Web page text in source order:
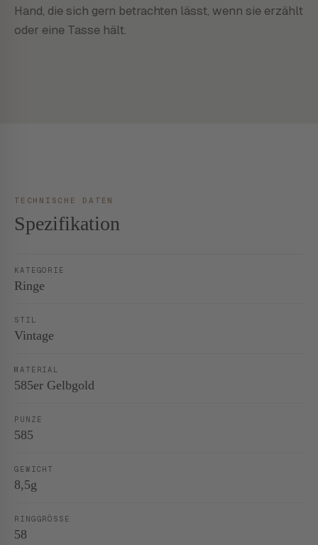
Hand, die sich gern betrachten lässt, wenn sie erzählt
oder eine Tasse hält.
TECHNISCHE DATEN
Spezifikation
KATEGORIE
Ringe
STIL
Vintage
MATERIAL
585er Gelbgold
PUNZE
585
GEWICHT
8,5g
RINGGRÖSSE
58